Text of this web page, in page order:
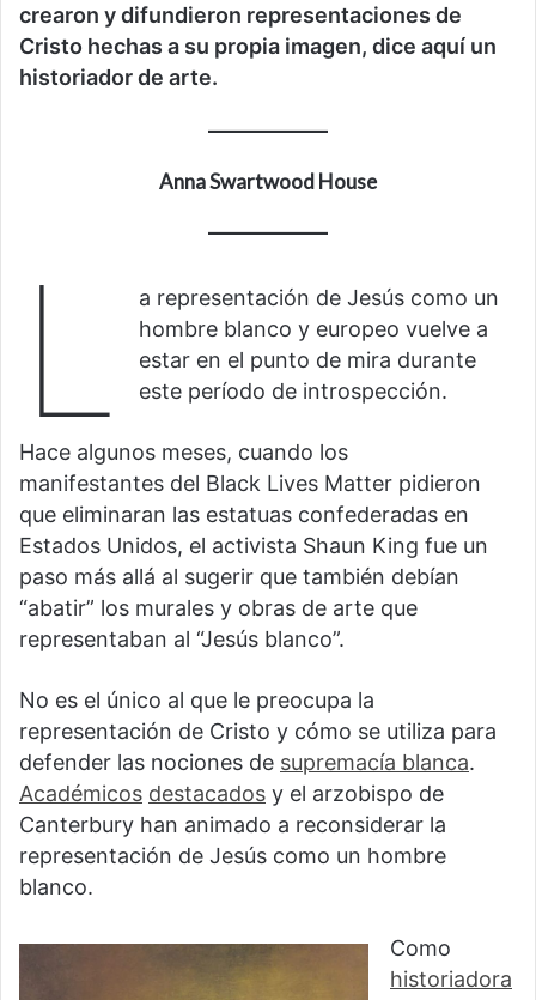
crearon y difundieron representaciones de
Cristo hechas a su propia imagen, dice aquí un
historiador de arte.
Anna Swartwood House
L
a representación de Jesús como un
hombre blanco y europeo vuelve a
estar en el punto de mira durante
este período de introspección.
Hace algunos meses, cuando los
manifestantes del Black Lives Matter pidieron
que eliminaran las estatuas confederadas en
Estados Unidos, el activista Shaun King fue un
paso más allá al sugerir que también debían
“abatir” los murales y obras de arte que
representaban al “Jesús blanco”.
No es el único al que le preocupa la
representación de Cristo y cómo se utiliza para
defender las nociones de supremacía blanca.
Académicos destacados y el arzobispo de
Canterbury han animado a reconsiderar la
representación de Jesús como un hombre
blanco.
Como
historiadora